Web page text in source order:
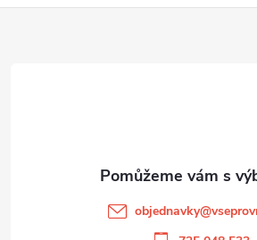
objednavky@